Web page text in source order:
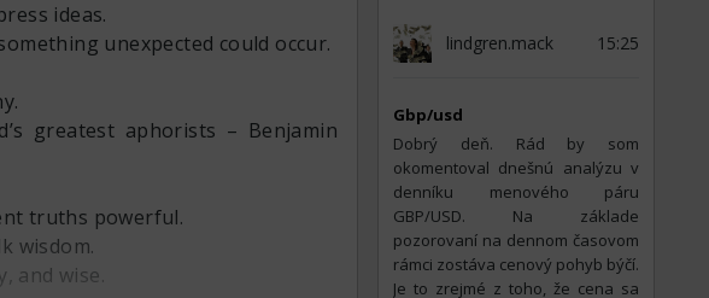
ideas.
unexpected could occur.
greatest aphorists – Benjamin
truths powerful.
wisdom.
and wise.
lindgren.mack 15:25
Gbp/usd
Dobrý deň. Rád by som
okomentoval dnešnú analýzu v
denníku menového páru
GBP/USD. Na základe
pozorovaní na dennom časovom
rámci zostáva cenový pohyb býčí.
Je to zrejmé z toho, že cena sa